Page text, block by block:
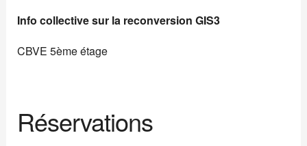
Info collective sur la reconversion GIS3
CBVE 5ème étage
Réservations